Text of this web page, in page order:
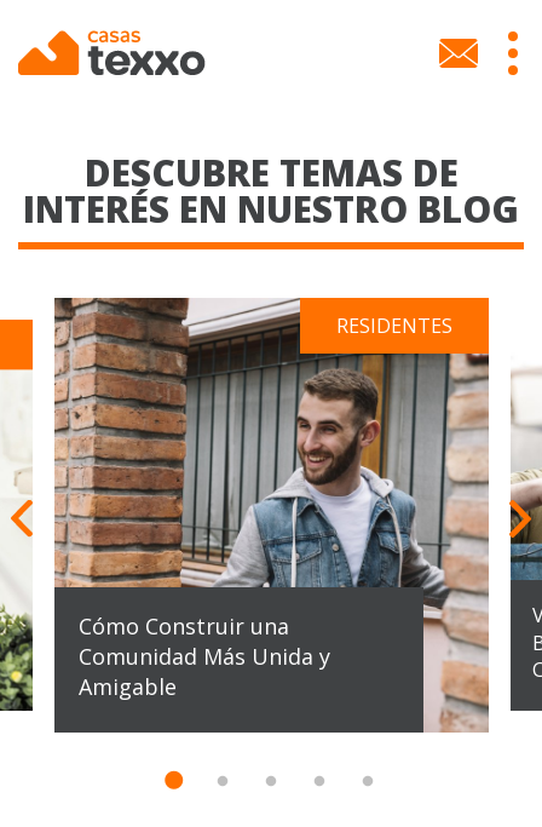
main
DESCUBRE TEMAS DE
INTERÉS EN NUESTRO BLOG
RESIDENTES
Cómo Construir una
Comunidad Más Unida y
Amigable